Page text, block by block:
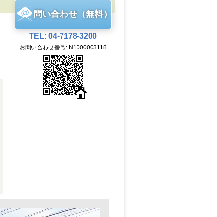
問い合わせ（無料）
TEL: 04-7178-3200
お問い合わせ番号: N1000003118